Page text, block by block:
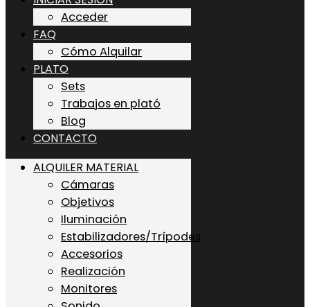
Acceder
FAQ
Cómo Alquilar
PLATO
Sets
Trabajos en plató
Blog
CONTACTO
ALQUILER MATERIAL
Cámaras
Objetivos
Iluminación
Estabilizadores/Trípodes
Accesorios
Realización
Monitores